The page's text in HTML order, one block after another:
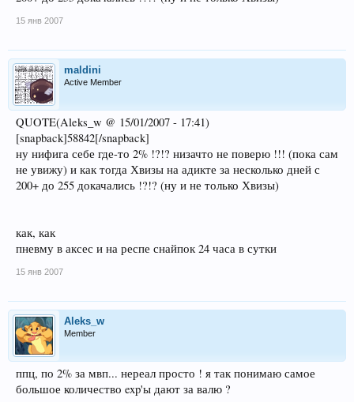
15 янв 2007
maldini
Active Member
QUOTE(Aleks_w @ 15/01/2007 - 17:41)
[snapback]58842[/snapback]
ну нифига себе где-то 2% !?!? низачто не поверю !!! (пока сам
не увижу) и как тогда Хвизы на адикте за несколько дней с
200+ до 255 докачались !?!? (ну и не только Хвизы)
как, как
пневму в аксес и на респе снайпок 24 часа в сутки
15 янв 2007
Aleks_w
Member
ппц, по 2% за мвп... нереал просто ! я так понимаю самое
большое количество exp'ы дают за валю ?